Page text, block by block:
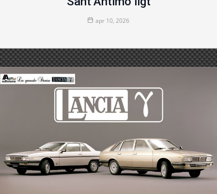
apr 10, 2026